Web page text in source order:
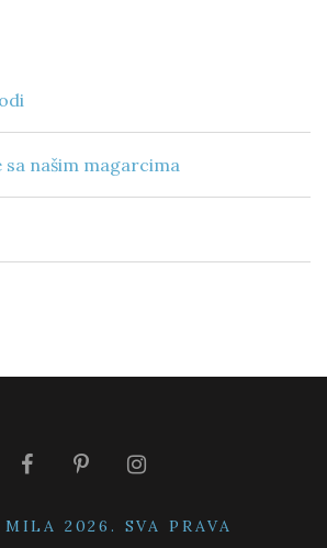
našim magarcima
2026. SVA PRAVA